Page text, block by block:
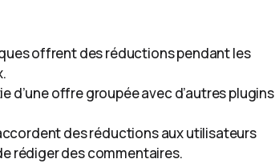
offrent des réductions pendant les
d’une offre groupée avec d’autres plugins
des réductions aux utilisateurs
rédiger des commentaires.